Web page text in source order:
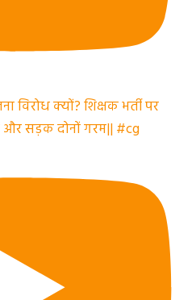
विरोध क्यों? शिक्षक भर्ती पर
और सड़क दोनों गरम|| #cg